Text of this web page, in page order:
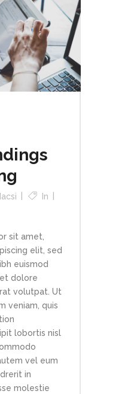
In
sit amet,
elit, sed
euismod
dolore
volutpat. Ut
veniam, quis
lobortis nisl
vel eum
in
molestie